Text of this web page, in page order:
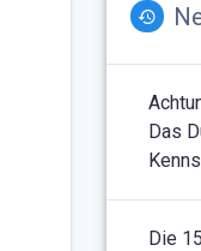
Das
Die